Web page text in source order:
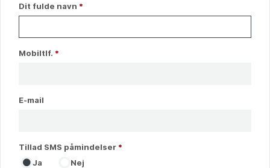
Dit fulde navn *
Mobiltlf. *
E-mail
Tillad SMS påmindelser *
Ja
Nej